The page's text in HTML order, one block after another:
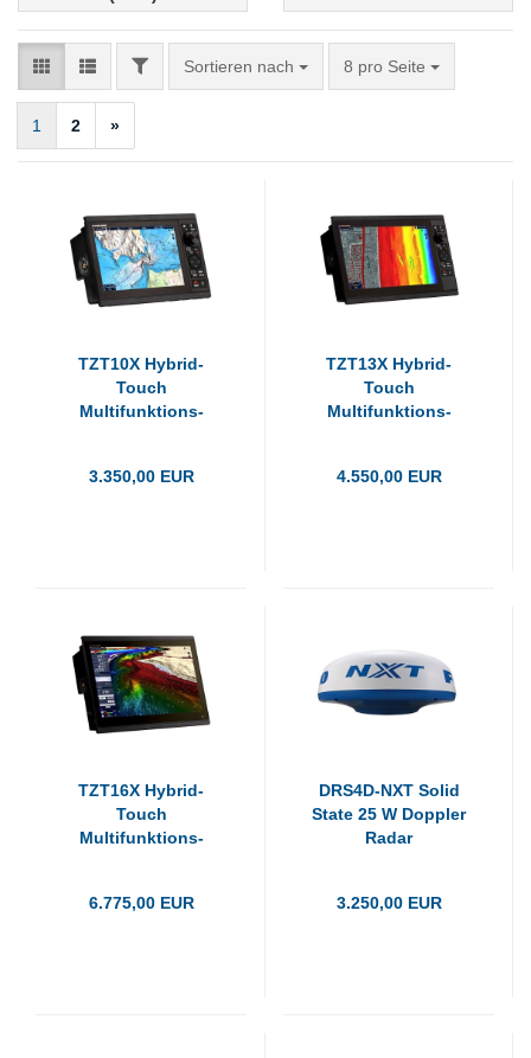
FILTERSortieren nach
Sortieren nach 8 pro Seite
pro Seite
1 2 »
TZT10X Hybrid-
Touch
Multifunktions-
3.350,00 EUR
TZT13X Hybrid-
Touch
Multifunktions-
4.550,00 EUR
TZT16X Hybrid-
Touch
Multifunktions-
6.775,00 EUR
DRS4D-NXT Solid
State 25 W Doppler
Radar
3.250,00 EUR